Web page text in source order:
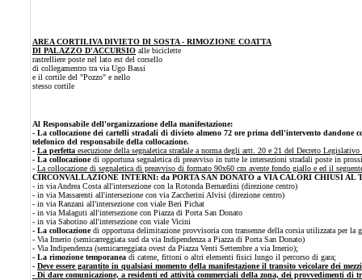
AREA CORTILIVA DIVIETO DI SOSTA - RIMOZIONE COATTA
DI PALAZZO D'ACCURSIO alle biciclette
rastrelliere poste nel lato est del corsello
di collegamentro tra via Ugo Bassi
e il cortile del "Pozzo" e nello
stesso cortile
Al Responsabile dell'organizzazione della manifestazione:
- La collocazione dei cartelli stradali di divieto almeno 72 ore prima dell'intervento dandone
telefonico del responsabile della collocazione.
- La perfetta esecuzione della segnaletica stradale a norma degli artt. 20 e 21 del Decreto
- La collocazionedi opportuna segnaletica di preavviso in tutte le intersezioni stradali poste in
- La collocazione di segnaletica di preavviso di formato 90x60 cm avente fondo giallo e ed il
CIRCONVALLAZIONE INTERNI: da PORTA SAN DONATO a VIA CALORI CHIUSI AL
- in via Andrea Costa all'intersezione con la Rotonda Bernardini (direzione centro)
- in via Massarenti all'intersezione con via Zaccherini Alvisi (direzione centro)
- in via Ranzani all'intersezione con viale Beri Pichat
- in via Malaguti all'intersezione con Piazza di Porta San Donato
- in via Sabotino all'intersezione con viale Vicini
- La collocazionedi opportuna delimitazione provvisoria con transenne della corsia utilizzata per la
- Via Irnerio (semicarreggiata sud da via Indipendenza a Piazza di Porta San Donato)
- Via Indipendenza (semicarreggiata ovest da Piazza Venti Settembre a via Irnerio);
- La rimozione temporanea di catene, fittoni o altri elementi fisici lungo il percorso di gara;
- Deve essere garantito in qualsiasi momento della manifestazione il transito veicolare dei
- Di dare comunicazione, a residenti ed attività commerciali della zona, dei provvedimenti di